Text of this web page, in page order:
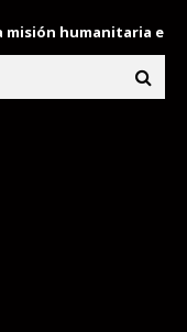
humanitaria enviada